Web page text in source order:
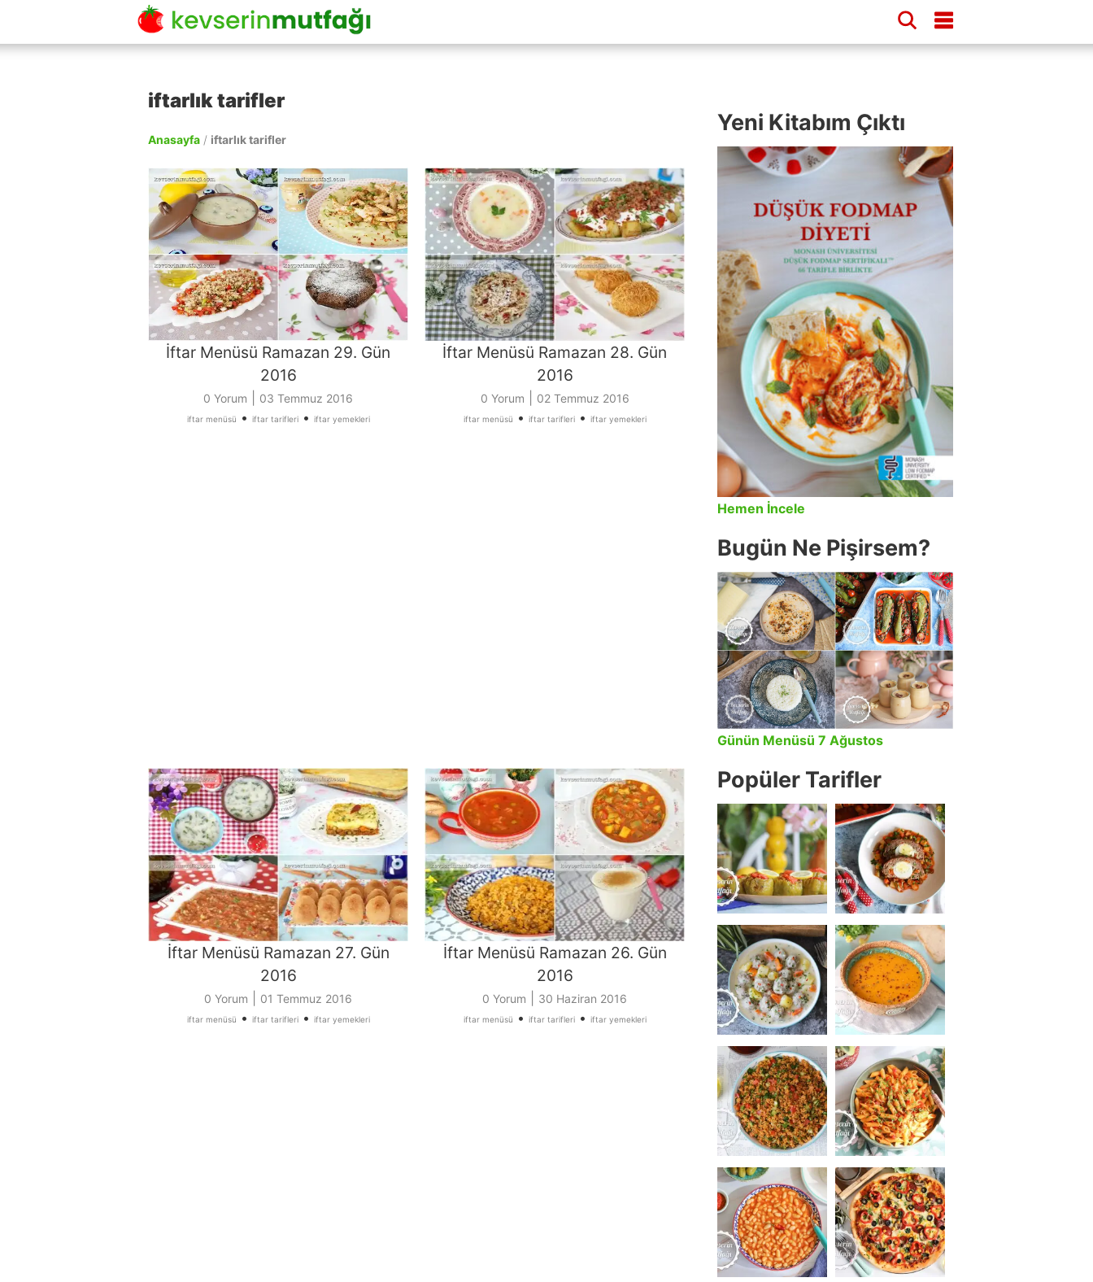
iftarlık tarifler
Anasayfa / iftarlık tarifler
İftar Menüsü Ramazan 29. Gün
2016
0 Yorum 03 Temmuz 2016
iftar menüsü • iftar tarifleri• iftar yemekleri
İftar Menüsü Ramazan 28. Gün
2016
0 Yorum 02 Temmuz 2016
iftar menüsü • iftar tarifleri• iftar yemekleri
İftar Menüsü Ramazan 27. Gün
2016
0 Yorum 01 Temmuz 2016
iftar menüsü • iftar tarifleri• iftar yemekleri
İftar Menüsü Ramazan 26. Gün
2016
0 Yorum 30 Haziran 2016
iftar menüsü • iftar tarifleri• iftar yemekleri
Yeni Kitabım Çıktı
Hemen İncele
Bugün Ne Pişirsem?
Günün Menüsü 7 Ağustos
Popüler Tarifler